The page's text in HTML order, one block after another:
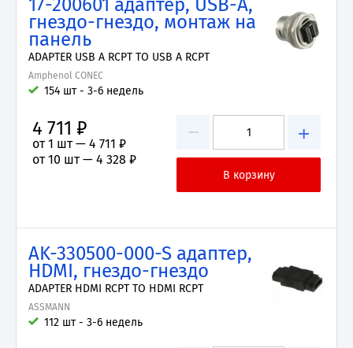
17-200601 адаптер, USB-A,
гнездо-гнездо, монтаж на
панель
ADAPTER USB A RCPT TO USB A RCPT
Amphenol CONEC
154 шт - 3-6 недель
− +
4 711 ₽
от 1 шт — 4 711 ₽
от 10 шт — 4 328 ₽
AK-330500-000-S адаптер,
HDMI, гнездо-гнездо
ADAPTER HDMI RCPT TO HDMI RCPT
ASSMANN
112 шт - 3-6 недель